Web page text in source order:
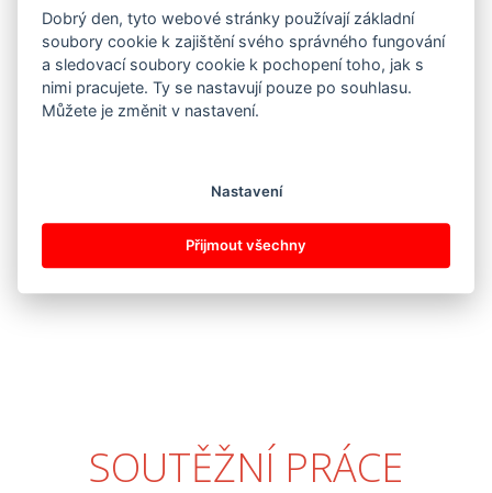
SOUTĚŽNÍ PRÁCE
Dobrý den, tyto webové stránky používají základní
soubory cookie k zajištění svého správného fungování
a sledovací soubory cookie k pochopení toho, jak s
nimi pracujete. Ty se nastavují pouze po souhlasu.
Můžete je změnit v nastavení.
Nastavení
Přijmout všechny